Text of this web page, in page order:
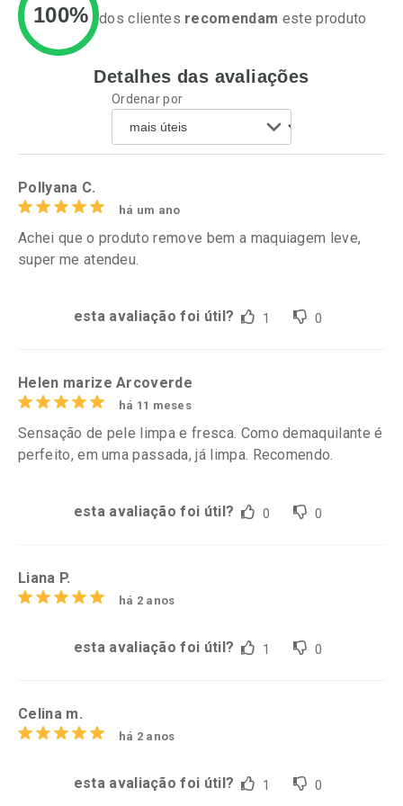
Por R$ 124,59/cada
Comprar sem Desconto
Por R$ 139,90/cada
100% dos clientes recomendam este produto
Detalhes das avaliações
Ordenar por
Pollyana C.
há um ano
Achei que o produto remove bem a maquiagem leve,
super me atendeu.
esta avaliação foi útil? 1 0
Helen marize Arcoverde
há 11 meses
Sensação de pele limpa e fresca. Como demaquilante é
perfeito, em uma passada, já limpa. Recomendo.
esta avaliação foi útil? 0 0
Liana P.
há 2 anos
esta avaliação foi útil? 1 0
Celina m.
há 2 anos
esta avaliação foi útil? 1 0